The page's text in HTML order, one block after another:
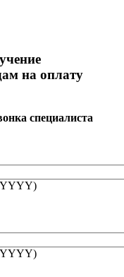
на оплату
специалиста